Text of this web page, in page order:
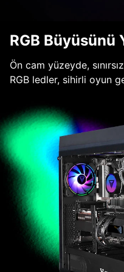
RGB Büyüsünü
Ön cam yüzeyde,
RGB ledler, sihirli oyun